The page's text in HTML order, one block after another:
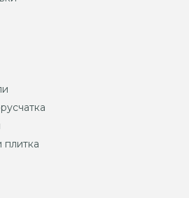
плитка